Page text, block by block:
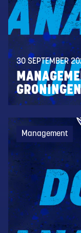
30 SEPTEMBER
GRONINGEN
Management